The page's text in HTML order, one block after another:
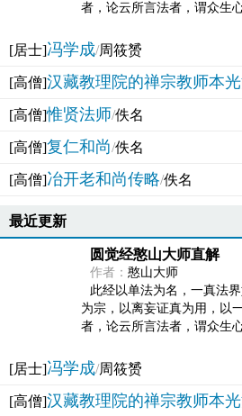
者，论云所言法者，谓众生
[居士]冯学成/周筱赟
[高僧]汉藏教理院的禅宗教师本
[高僧]惟贤法师/佚名
[高僧]复仁和尚/佚名
[高僧]冶开老和尚传略/佚名
最近更新
圆觉经憨山大师直解
作者： 憨山大师
此经以单法为名，一真法
为宗，以离妄证真为用，以
者，论云所言法者，谓众生
[居士]冯学成/周筱赟
[高僧]汉藏教理院的禅宗教师本